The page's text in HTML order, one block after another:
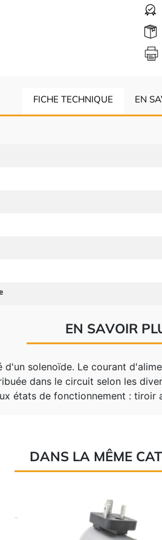
FICHE TECHNIQUE EN
EN SAVOIR
solenoïde. Le courant
dans le circuit selon les
états de fonctionnement : tiroir
DANS LA MÊME